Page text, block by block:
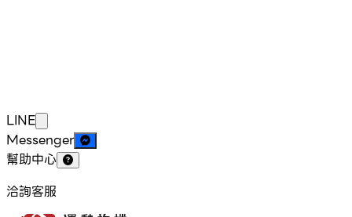
LINE
Messenger
幫助中心
洽詢客服